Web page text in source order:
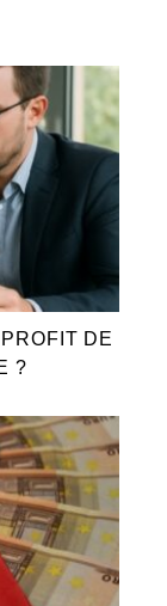
DE
?